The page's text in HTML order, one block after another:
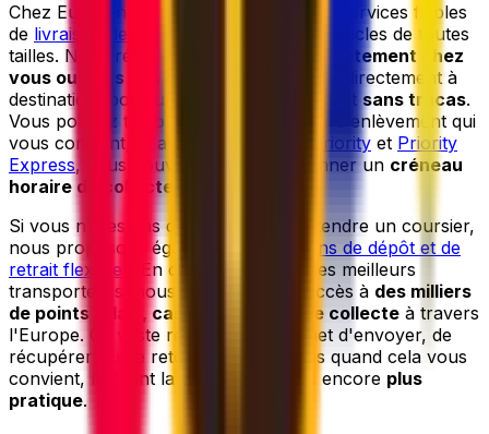
Chez Eurosender, nous proposons des services fiables
de livraison de porte à porte
pour des articles de toutes
tailles. Nous récupérons votre colis
directement chez
vous ou dans vos bureaux
et le livrons directement à
destination, pour une expédition
et sans tracas.
Vous pouvez toujours choisir une date d'enlèvement qui
vous convient, et avec nos services
Priority et Priority
Express, vous pouvez même sélectionner un créneau
horaire de collecte préféré
Si vous n'êtes pas disponible pour attendre un coursier,
nous proposons également des
options de dépôt et de
retrait flexibles
. En collaborant avec les meilleurs
transporteurs, nous vous donnons accès à des milliers
de points relais, casiers et points de collecte à travers
l'Europe. Ce vaste réseau vous permet d'envoyer, de
récupérer ou de retourner vos envois quand cela vous
convient, rendant la livraison de colis encore plus
pratique.